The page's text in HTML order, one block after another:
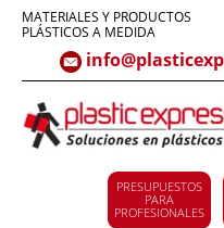
MATERIALES Y PRODUCTOS
PLÁSTICOS A MEDIDA
PRESUPUESTOS
PARA
PROFESIONALES